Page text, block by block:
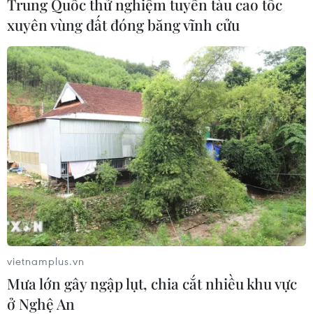
Trung Quốc thử nghiệm tuyến tàu cao tốc
xuyên vùng đất đóng băng vĩnh cửu
vietnamplus.vn
Mưa lớn gây ngập lụt, chia cắt nhiều khu vực
ở Nghệ An